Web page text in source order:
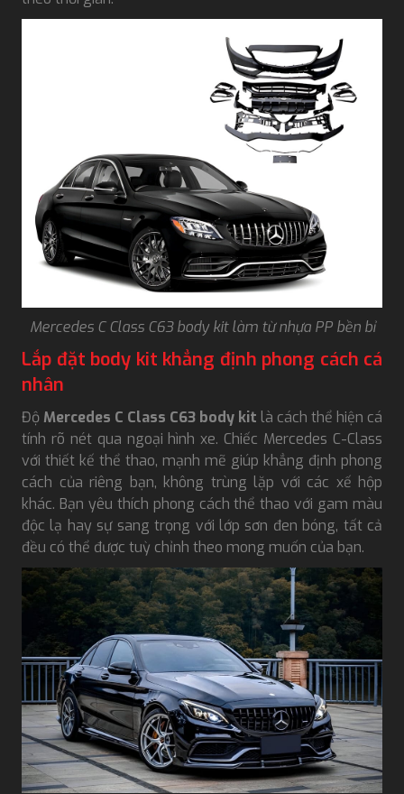
Mercedes C Class C63 body kit làm từ nhựa PP bền bỉ
Lắp đặt body kit khẳng định phong cách cá
nhân
Độ Mercedes C Class C63 body kit là cách thể hiện cá
tính rõ nét qua ngoại hình xe. Chiếc Mercedes C-Class
với thiết kế thể thao, mạnh mẽ giúp khẳng định phong
cách của riêng bạn, không trùng lặp với các xế hộp
khác. Bạn yêu thích phong cách thể thao với gam màu
độc lạ hay sự sang trọng với lớp sơn đen bóng, tất cả
đều có thể được tuỳ chỉnh theo mong muốn của bạn.